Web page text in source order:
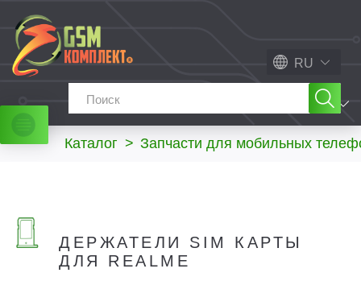
RU
МЕНЮ
Каталог > Запчасти для мобильных
ДЕРЖАТЕЛИ SIM КАРТЫ
ДЛЯ REALME